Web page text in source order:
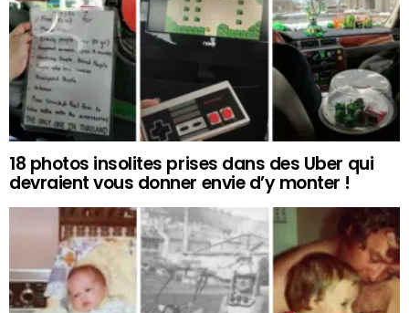
18 photos insolites prises dans des Uber qui
devraient vous donner envie d’y monter !